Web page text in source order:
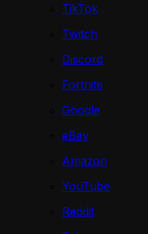
TikTok
Twitch
Discord
Fortnite
Google
eBay
Amazon
YouTube
Reddit